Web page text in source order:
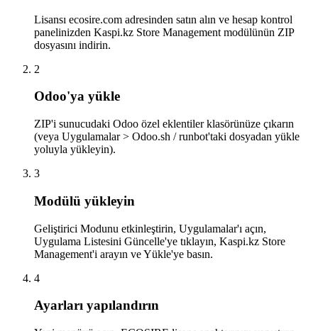
Lisansı ecosire.com adresinden satın alın ve hesap kontrol
panelinizden Kaspi.kz Store Management modülünün ZIP
dosyasını indirin.
2
Odoo'ya yükle
ZIP'i sunucudaki Odoo özel eklentiler klasörünüze çıkarın
(veya Uygulamalar > Odoo.sh / runbot'taki dosyadan yükle
yoluyla yükleyin).
3
Modülü yükleyin
Geliştirici Modunu etkinleştirin, Uygulamalar'ı açın,
Uygulama Listesini Güncelle'ye tıklayın, Kaspi.kz Store
Management'i arayın ve Yükle'ye basın.
4
Ayarları yapılandırın